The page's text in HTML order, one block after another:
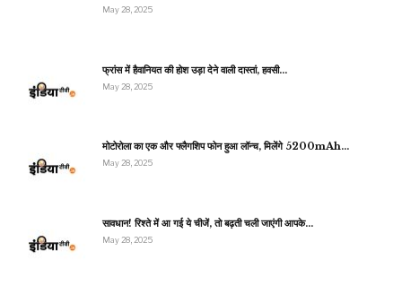
May 28, 2025
फ्रांस में हैवानियत की होश उड़ा देने वाली दास्तां, हवसी…
May 28, 2025
मोटोरोला का एक और फ्लैगशिप फोन हुआ लॉन्च, मिलेंगे 5200mAh…
May 28, 2025
सावधान! रिश्ते में आ गई ये चीजें, तो बढ़ती चली जाएंगी आपके…
May 28, 2025